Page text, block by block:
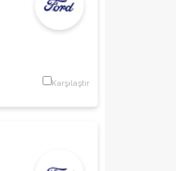
Karşılaştır